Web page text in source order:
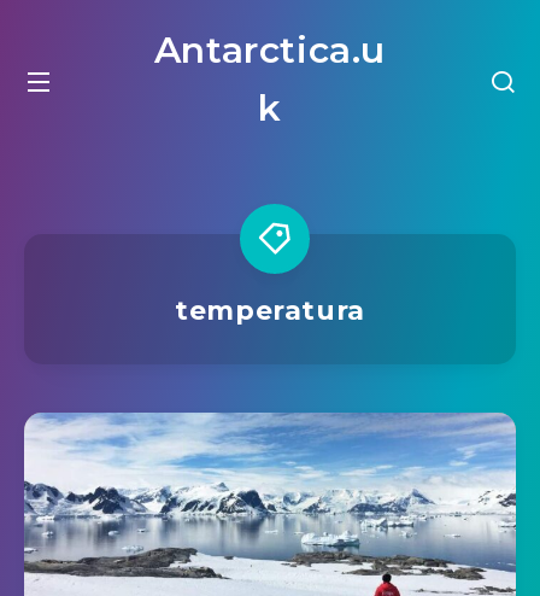
Antarctica.u
k
temperatura